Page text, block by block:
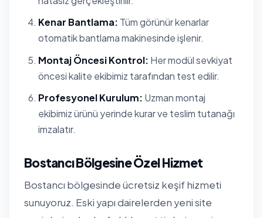
Kenar Bantlama: Tüm görünür kenarlar
otomatik bantlama makinesinde işlenir.
Montaj Öncesi Kontrol: Her modül sevkiyat
öncesi kalite ekibimiz tarafından test edilir.
Profesyonel Kurulum: Uzman montaj
ekibimiz ürünü yerinde kurar ve teslim tutanağı
imzalatır.
Bostancı Bölgesine Özel Hizmet
Bostancı bölgesinde ücretsiz keşif hizmeti
sunuyoruz. Eski yapı dairelerden yeni site